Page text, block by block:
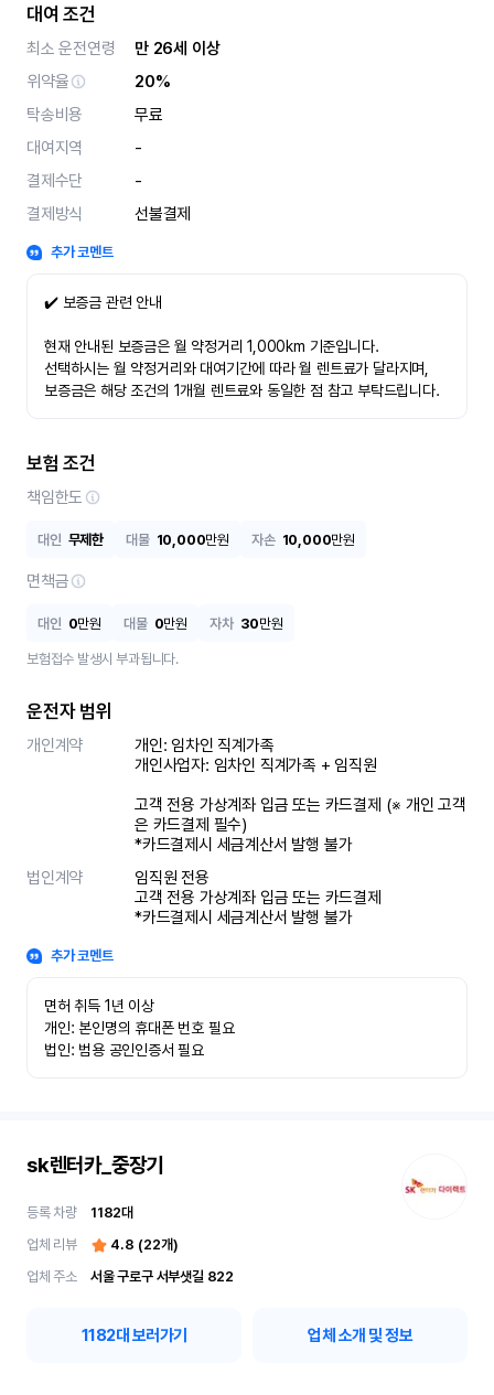
대여 조건
최소 운전연령
만 26세 이상
위약율
20%
탁송비용
무료
대여지역
-
결제수단
-
결제방식
선불결제
추가 코멘트
✔️ 보증금 관련 안내
현재 안내된 보증금은 월 약정거리 1,000km 기준입니다.
선택하시는 월 약정거리와 대여기간에 따라 월 렌트료가 달라지며,
보증금은 해당 조건의 1개월 렌트료와 동일한 점 참고 부탁드립니다.
보험 조건
책임한도
대인 무제한 대물 10,000만원 자손 10,000만원
면책금
대인 0만원 대물 0만원 자차 30만원
보험접수 발생시 부과됩니다.
운전자 범위
개인계약
개인: 임차인 직계가족
개인사업자: 임차인 직계가족 + 임직원
고객 전용 가상계좌 입금 또는 카드결제 (※ 개인 고객
은 카드결제 필수)
*카드결제시 세금계산서 발행 불가
법인계약
임직원 전용
고객 전용 가상계좌 입금 또는 카드결제
*카드결제시 세금계산서 발행 불가
추가 코멘트
면허 취득 1년 이상
개인: 본인명의 휴대폰 번호 필요
법인: 범용 공인인증서 필요
sk렌터카_중장기
등록 차량 1182대
업체 리뷰
4.8 (22개)
업체 주소
서울 구로구 서부샛길 822
1182대 보러가기 업체 소개 및 정보